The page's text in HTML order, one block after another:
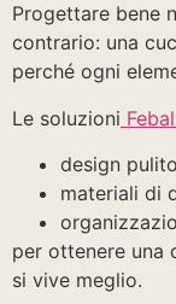
Progettare bene
contrario: una
perché ogni
Le soluzioni
design pulito
materiali di
per ottenere una
si vive meglio.